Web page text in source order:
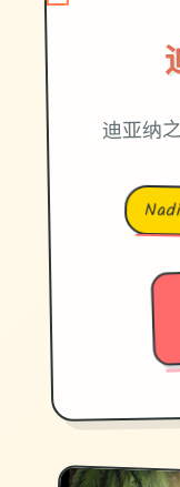
迪亚纳